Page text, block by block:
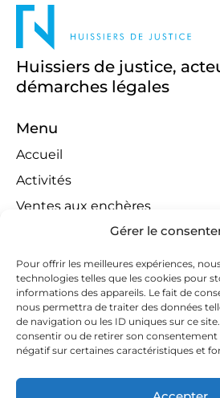
Gérer le
Pour offrir les meilleures expériences,
technologies telles que les cookies pour
informations des appareils. Le fait de
nous permettra de traiter des données
de navigation ou les ID uniques sur ce
consentir ou de retirer son
négatif sur certaines caractéristiques et
Huissiers de justice,
démarches légales
Menu
Accueil
Activités
Ventes aux enchères
Compétences territoriales
Jeux concours
Liens
Contact
Contactez-nous
huissiers@tapella-nilles.lu